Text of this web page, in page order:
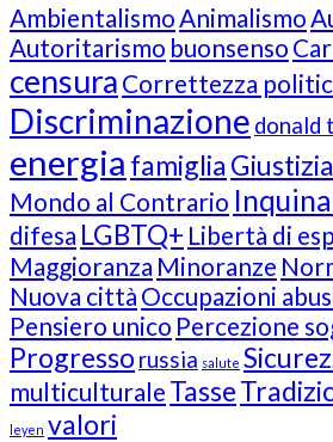
Ambientalismo Animalismo
Autoritarismo buonsenso
censura Correttezza
Discriminazione donald
energia famigliaGiustizia
Mondo al Contrario
difesa LGBTQ+ Libertà di
Maggioranza Minoranze
Nuova città Occupazioni
Pensiero unico Percezione
Progresso russia salute
multiculturale Tasse
leyen valori